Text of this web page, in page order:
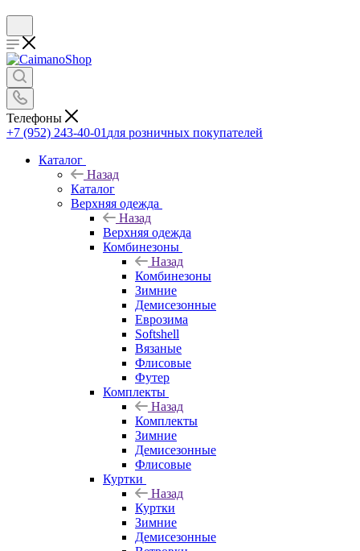
Телефоны
+7 (952) 243-40-01 для розничных покупателей
Каталог
Назад
Каталог
Верхняя одежда
Назад
Верхняя одежда
Комбинезоны
Назад
Комбинезоны
Зимние
Демисезонные
Еврозима
Softshell
Вязаные
Флисовые
Футер
Комплекты
Назад
Комплекты
Зимние
Демисезонные
Флисовые
Куртки
Назад
Куртки
Зимние
Демисезонные